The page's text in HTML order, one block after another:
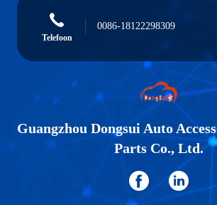
Telefoon
0086-18122298309
Guangzhou Dongsui Auto
Parts Co., Ltd.